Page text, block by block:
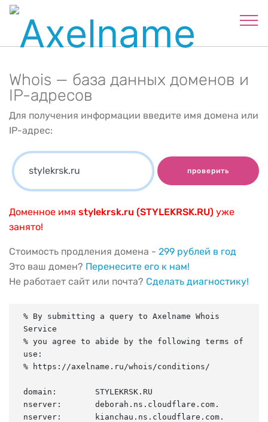
Whois — база данных доменов и
IP-адресов
Для получения информации введите имя домена или
IP-адрес:
проверить
Доменное имя stylekrsk.ru (STYLEKRSK.RU) уже
занято!
Стоимость продления домена - 299 рублей в год
Это ваш домен? Перенесите его к нам!
Не работает сайт или почта? Сделать диагностику!
% By submitting a query to Axelname Whois
Service
% you agree to abide by the following terms of
use:
% https://axelname.ru/whois/conditions/
domain:        STYLEKRSK.RU
nserver:       deborah.ns.cloudflare.com.
nserver:       kianchau.ns.cloudflare.com.